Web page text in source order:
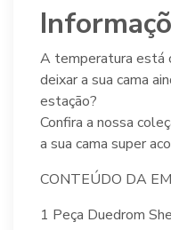
A temperatura está
deixar a sua cama
estação?
Confira a nossa
a sua cama super
CONTEÚDO DA
1 Peça Duedrom